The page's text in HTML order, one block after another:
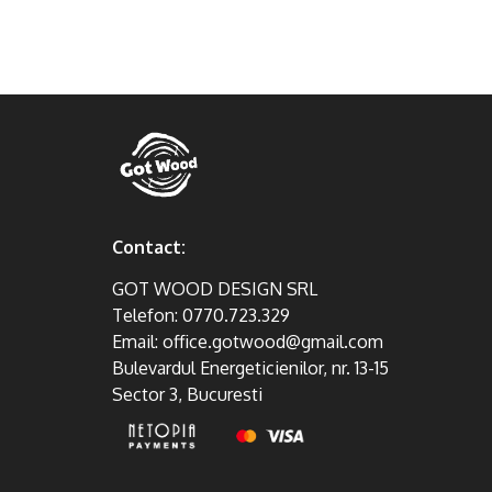
Contact:
GOT WOOD DESIGN SRL
Telefon: 0770.723.329
Email: office.gotwood@gmail.com
Bulevardul Energeticienilor, nr. 13-15
Sector 3, Bucuresti